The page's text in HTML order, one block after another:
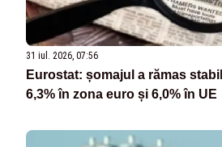
31 iul. 2026, 07:56
Eurostat: șomajul a rămas
6,3% în zona euro și 6,0% în UE